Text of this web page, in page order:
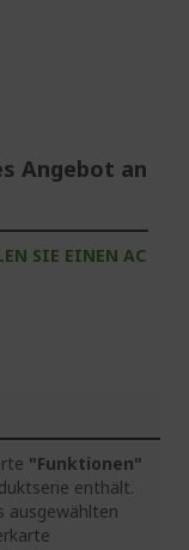
Angebot an
SIE EINEN AC
"Funktionen"
enthält.
ausgewählten